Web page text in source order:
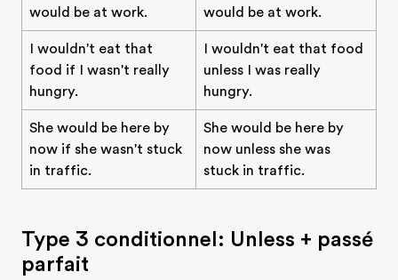
would be at work.
would be at work.
I wouldn't eat that
food if I wasn't really
hungry.
I wouldn't eat that food
unless I was really
hungry.
She would be here by
now if she wasn't stuck
in traffic.
She would be here by
now unless she was
stuck in traffic.
Type 3 conditionnel: Unless + passé
parfait